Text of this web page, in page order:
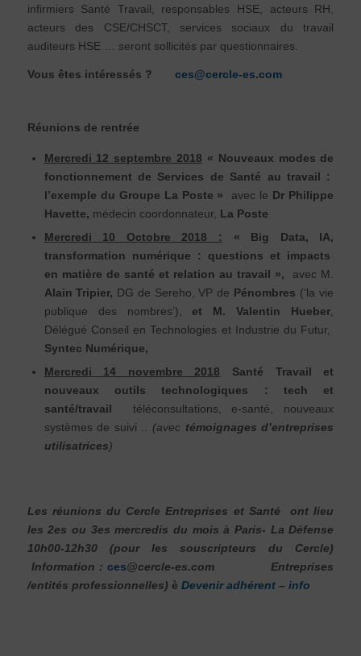
infirmiers Santé Travail, responsables HSE, acteurs RH,
acteurs des CSE/CHSCT, services sociaux du travail
auditeurs HSE … seront sollicités par questionnaires.
Vous êtes intéressés ? ces@cercle-es.com
Réunions de rentrée
Mercredi 12 septembre 2018 « Nouveaux modes de
fonctionnement de Services de Santé au travail :
l’exemple du Groupe La Poste » avec le Dr Philippe
Havette, médecin coordonnateur, La Poste
Mercredi 10 Octobre 2018 :
« Big Data, IA,
transformation numérique : questions et impacts
en matière de santé et relation au travail », avec M.
Alain Tripier, DG de Sereho, VP de Pénombres (‘la vie
publique des nombres’), et M. Valentin Hueber,
Délégué Conseil en Technologies et Industrie du Futur,
Syntec Numérique,
Mercredi 14 novembre 2018
Santé Travail et
nouveaux outils technologiques : tech et
santé/travail téléconsultations, e-santé, nouveaux
systèmes de suivi .. (avec témoignages d’entreprises
utilisatrices)
Les réunions du Cercle Entreprises et Santé ont lieu
les 2es ou 3es mercredis du mois à Paris- La Défense
10h00-12h30 (pour les souscripteurs du Cercle)
Information : ces@cercle-es.comEntreprises
/entités professionnelles) è Devenir adhérent – info